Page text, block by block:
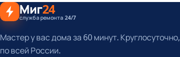
Миг24
служба ремонта 24/7
Мастер у вас дома за 60 минут. Круглосуточно,
по всей России.